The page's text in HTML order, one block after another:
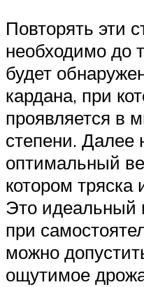
Повторять эти
необходимо до
будет
кардана, при
проявляется в
степени. Далее
оптимальный
котором тряска
Это идеальный
при
можно
ощутимое